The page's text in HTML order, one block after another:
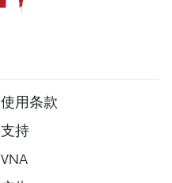
使用条款
支持
VNA